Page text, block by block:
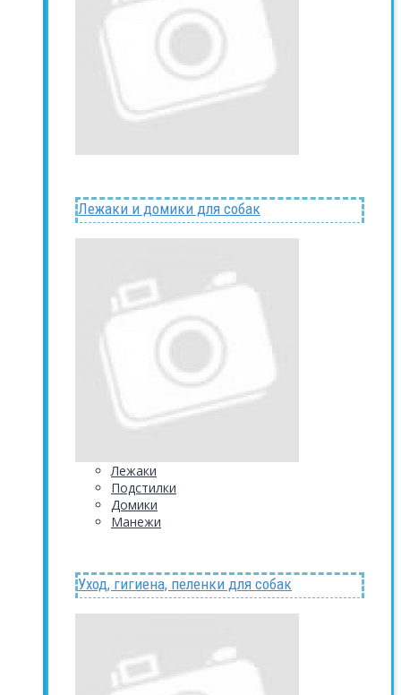
Лежаки и домики для собак
Лежаки
Подстилки
Домики
Манежи
Уход, гигиена, пеленки для собак